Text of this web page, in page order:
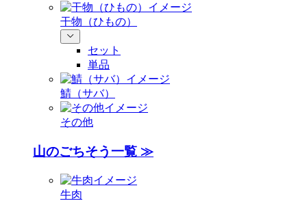
干物（ひもの）
セット
単品
鯖（サバ）
その他
山のごちそう一覧 ≫
牛肉